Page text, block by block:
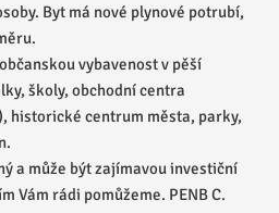
Byt má nové plynové potrubí,
vybavenost v pěší
školy, obchodní centra
historické centrum města, parky,
a může být zajímavou investiční
Vám rádi pomůžeme. PENB C.